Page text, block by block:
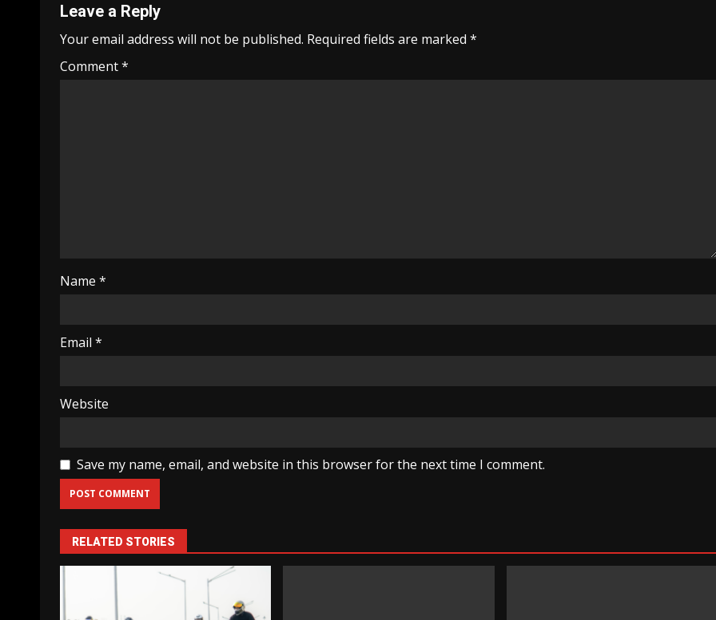
Leave a Reply
Your email address will not be published. Required fields are marked *
Comment*
Name *
Email *
Website
Save my name, email, and website in this browser for the next time I comment.
RELATED STORIES